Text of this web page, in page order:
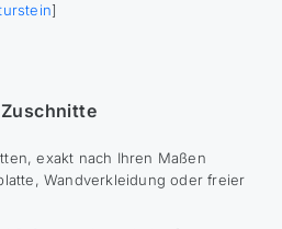
]
exakt nach Ihren Maßen
Wandverkleidung oder freier